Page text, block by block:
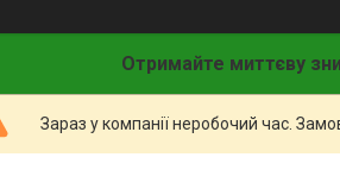
Отримайте миттєву
Зараз у компанії неробочий час.